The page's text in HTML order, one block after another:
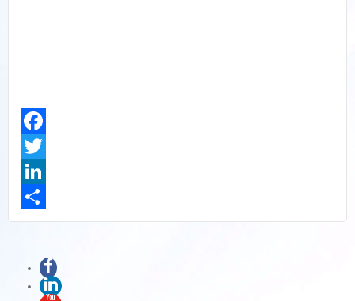
Facebook
Twitter
LinkedIn
Share